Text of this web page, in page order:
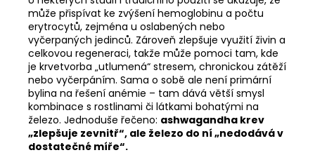
může přispívat ke zvýšení hemoglobinu a počtu
erytrocytů, zejména u oslabených nebo
vyčerpaných jedinců. Zároveň zlepšuje využití živin a
celkovou regeneraci, takže může pomoci tam, kde
je krvetvorba „utlumená“ stresem, chronickou zátěží
nebo vyčerpáním. Sama o sobě ale není primární
bylina na řešení anémie – tam dává větší smysl
kombinace s rostlinami či látkami bohatými na
železo. Jednoduše řečeno: ashwagandha krev
„zlepšuje zevnitř“, ale železo do ní „nedodává v
dostatečné míře“.